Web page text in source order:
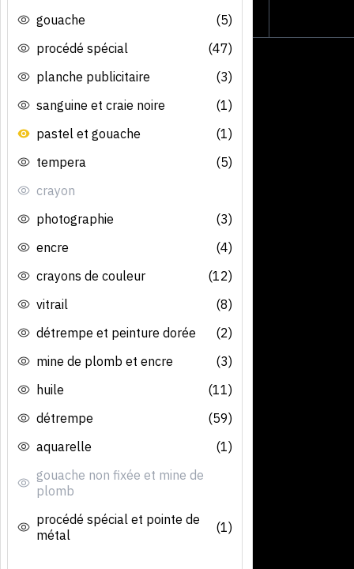
gouache
(5)
procédé spécial
(47)
planche publicitaire
(3)
sanguine et craie noire
(1)
pastel et gouache
(1)
tempera
(5)
crayon
photographie
(3)
encre
(4)
crayons de couleur
(12)
vitrail
(8)
détrempe et peinture dorée
(2)
mine de plomb et encre
(3)
huile
(11)
détrempe
(59)
aquarelle
(1)
gouache non fixée et mine de
plomb
procédé spécial et pointe de
métal
(1)